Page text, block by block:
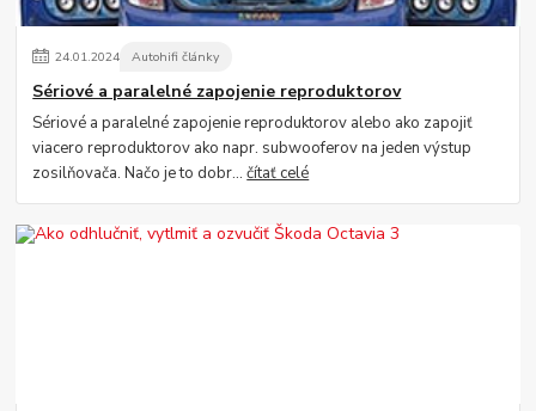
24.01.2024 Autohifi články
Sériové a paralelné zapojenie reproduktorov
Sériové a paralelné zapojenie reproduktorov alebo ako zapojiť
viacero reproduktorov ako napr. subwooferov na jeden výstup
zosilňovača. Načo je to dobr...čítať celé